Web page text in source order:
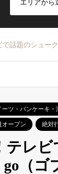
話題のシュー
ーツ・パンケーキ
オープン 絶対
テレ
go（